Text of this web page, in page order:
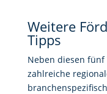
Weitere
Tipps
Neben diesen fünf
zahlreiche